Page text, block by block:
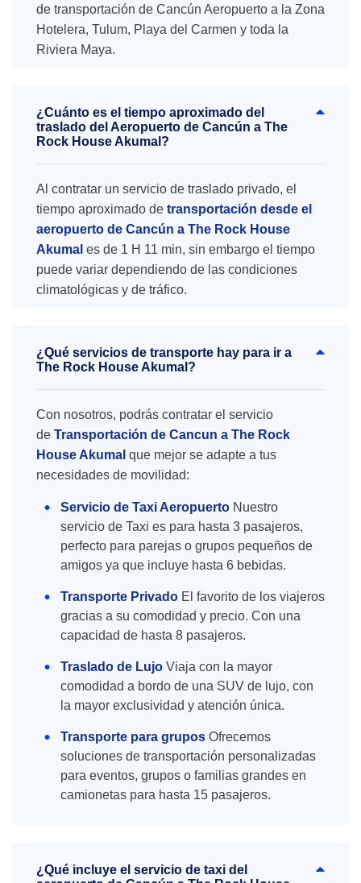
de transportación de Cancún Aeropuerto a la Zona
Hotelera, Tulum, Playa del Carmen y toda la
Riviera Maya.
¿Cuánto es el tiempo aproximado del
traslado del Aeropuerto de Cancún a The
Rock House Akumal?
Al contratar un servicio de traslado privado, el
tiempo aproximado de transportación desde el
aeropuerto de Cancún a The Rock House
Akumal es de 1 H 11 min, sin embargo el tiempo
puede variar dependiendo de las condiciones
climatológicas y de tráfico.
¿Qué servicios de transporte hay para ir a
The Rock House Akumal?
Con nosotros, podrás contratar el servicio
de Transportación de Cancun a The Rock
House Akumal que mejor se adapte a tus
necesidades de movilidad:
Servicio de Taxi Aeropuerto Nuestro
servicio de Taxi es para hasta 3 pasajeros,
perfecto para parejas o grupos pequeños de
amigos ya que incluye hasta 6 bebidas.
Transporte Privado El favorito de los viajeros
gracias a su comodidad y precio. Con una
capacidad de hasta 8 pasajeros.
Traslado de Lujo Viaja con la mayor
comodidad a bordo de una SUV de lujo, con
la mayor exclusividad y atención única.
Transporte para grupos Ofrecemos
soluciones de transportación personalizadas
para eventos, grupos o familias grandes en
camionetas para hasta 15 pasajeros.
¿Qué incluye el servicio de taxi del